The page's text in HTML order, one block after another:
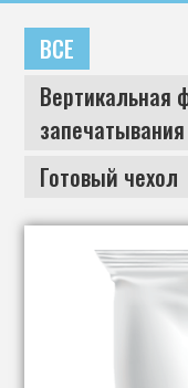
ВСЕ
Вертикальная
запечатывания
Готовый чехол